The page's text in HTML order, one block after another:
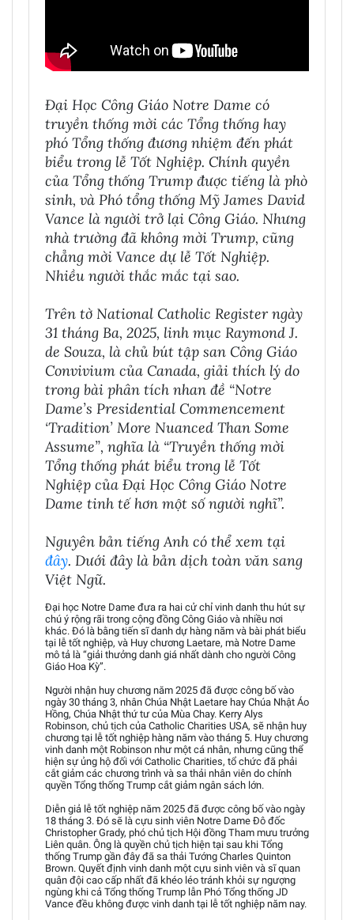
Đại Học Công Giáo Notre Dame có
truyền thống mời các Tổng thống hay
phó Tổng thống đương nhiệm đến phát
biểu trong lễ Tốt Nghiệp. Chính quyền
của Tổng thống Trump được tiếng là phò
sinh, và Phó tổng thống Mỹ James David
Vance là người trở lại Công Giáo. Nhưng
nhà trường đã không mời Trump, cũng
chẳng mời Vance dự lễ Tốt Nghiệp.
Nhiều người thắc mắc tại sao.
Trên tờ National Catholic Register ngày
31 tháng Ba, 2025, linh mục Raymond J.
de Souza, là chủ bút tập san Công Giáo
Convivium của Canada, giải thích lý do
trong bài phân tích nhan đề “Notre
Dame’s Presidential Commencement
‘Tradition’ More Nuanced Than Some
Assume”, nghĩa là “Truyền thống mời
Tổng thống phát biểu trong lễ Tốt
Nghiệp của Đại Học Công Giáo Notre
Dame tinh tế hơn một số người nghĩ”.
Nguyên bản tiếng Anh có thể xem tại
đây. Dưới đây là bản dịch toàn văn sang
Việt Ngữ.
Đại học Notre Dame đưa ra hai cử chỉ vinh danh thu hút sự
chú ý rộng rãi trong cộng đồng Công Giáo và nhiều nơi
khác. Đó là bằng tiến sĩ danh dự hàng năm và bài phát biểu
tại lễ tốt nghiệp, và Huy chương Laetare, mà Notre Dame
mô tả là “giải thưởng danh giá nhất dành cho người Công
Giáo Hoa Kỳ”.
Người nhận huy chương năm 2025 đã được công bố vào
ngày 30 tháng 3, nhân Chúa Nhật Laetare hay Chúa Nhật Áo
Hồng, Chúa Nhật thứ tư của Mùa Chay. Kerry Alys
Robinson, chủ tịch của Catholic Charities USA, sẽ nhận huy
chương tại lễ tốt nghiệp hàng năm vào tháng 5. Huy chương
vinh danh một Robinson như một cá nhân, nhưng cũng thể
hiện sự ủng hộ đối với Catholic Charities, tổ chức đã phải
cắt giảm các chương trình và sa thải nhân viên do chính
quyền Tổng thống Trump cắt giảm ngân sách lớn.
Diễn giả lễ tốt nghiệp năm 2025 đã được công bố vào ngày
18 tháng 3. Đó sẽ là cựu sinh viên Notre Dame Đô đốc
Christopher Grady, phó chủ tịch Hội đồng Tham mưu trưởng
Liên quân. Ông là quyền chủ tịch hiện tại sau khi Tổng
thống Trump gần đây đã sa thải Tướng Charles Quinton
Brown. Quyết định vinh danh một cựu sinh viên và sĩ quan
quân đội cao cấp nhất đã khéo léo tránh khỏi sự ngượng
ngùng khi cả Tổng thống Trump lẫn Phó Tổng thống JD
Vance đều không được vinh danh tại lễ tốt nghiệp năm nay.